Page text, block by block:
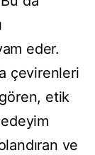
eder.
çevirenleri
etik
ve